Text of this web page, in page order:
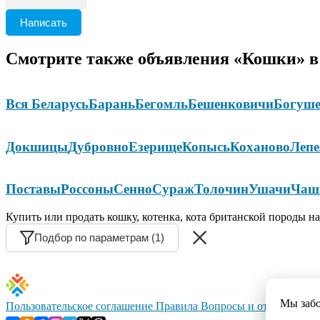
Написать
Смотрите также объявления «Кошки» в
Вся БеларусьБараньБегомльБешенковичи
ДокшицыДубровноЕзерищеКопысьКоханово
ПоставыРоссоныСенноСуражТолочинУшачи
Купить или продать кошку, котенка, кота британской породы
Подбор по параметрам (1)
Мы
Пользовательское соглашение Правила Вопросы и ответы